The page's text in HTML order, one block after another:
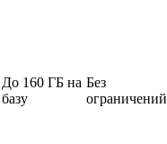
До 160 ГБ на
базу
Без
ограничений